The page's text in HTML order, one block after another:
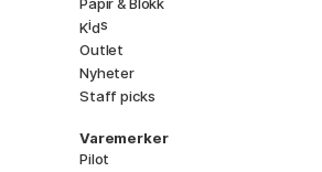
Kids
Outlet
Nyheter
Staff picks
Varemerker
Pilot